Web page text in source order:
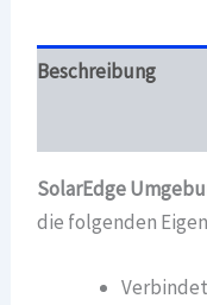
Beschreibung
SolarEdge
die folgenden